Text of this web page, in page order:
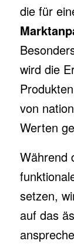
die für
wird die
von
Werten
Während
setzen,
auf das